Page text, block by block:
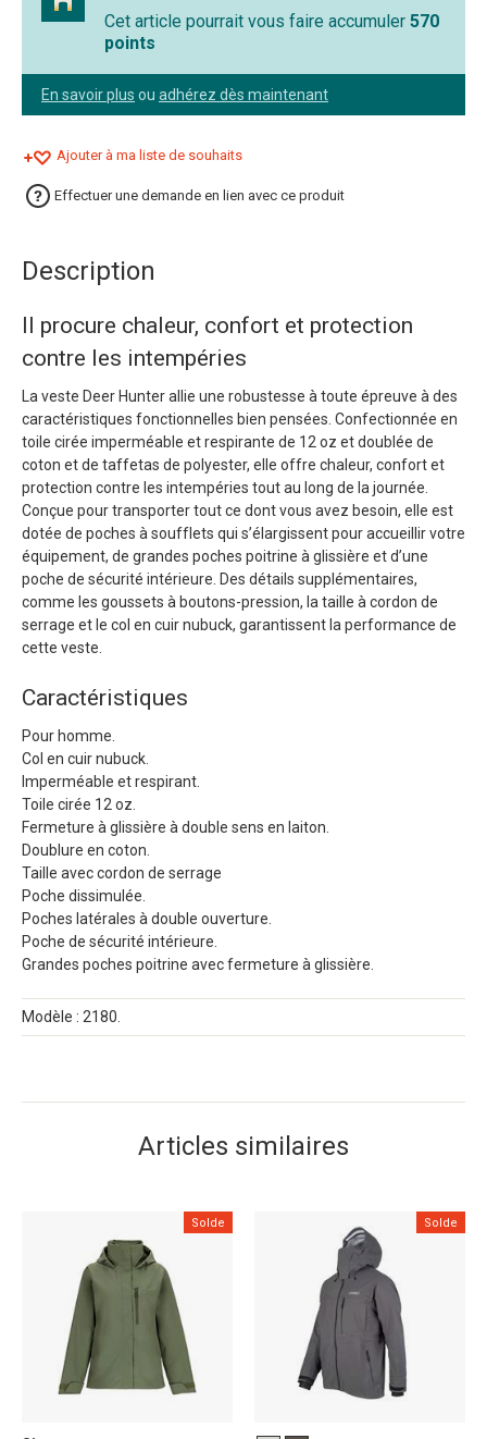
Cet article pourrait vous faire accumuler 570
points
En savoir plus ou adhérez dès maintenant
Ajouter à ma liste de souhaits
Effectuer une demande en lien avec ce produit
Description
Il procure chaleur, confort et protection
contre les intempéries
La veste Deer Hunter allie une robustesse à toute épreuve à des
caractéristiques fonctionnelles bien pensées. Confectionnée en
toile cirée imperméable et respirante de 12 oz et doublée de
coton et de taffetas de polyester, elle offre chaleur, confort et
protection contre les intempéries tout au long de la journée.
Conçue pour transporter tout ce dont vous avez besoin, elle est
dotée de poches à soufflets qui s’élargissent pour accueillir votre
équipement, de grandes poches poitrine à glissière et d’une
poche de sécurité intérieure. Des détails supplémentaires,
comme les goussets à boutons-pression, la taille à cordon de
serrage et le col en cuir nubuck, garantissent la performance de
cette veste.
Caractéristiques
Pour homme.
Col en cuir nubuck.
Imperméable et respirant.
Toile cirée 12 oz.
Fermeture à glissière à double sens en laiton.
Doublure en coton.
Taille avec cordon de serrage
Poche dissimulée.
Poches latérales à double ouverture.
Poche de sécurité intérieure.
Grandes poches poitrine avec fermeture à glissière.
Modèle : 2180.
Articles similaires
Solde Solde